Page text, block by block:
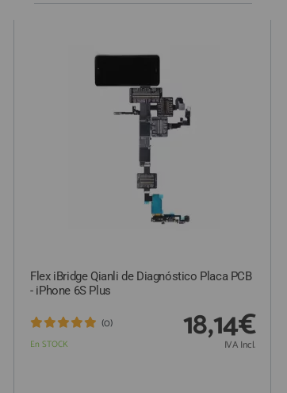
Flex iBridge Qianli de Diagnóstico Placa PCB
- iPhone 6S Plus
En STOCK
(0) 18,14€
IVA Incl.